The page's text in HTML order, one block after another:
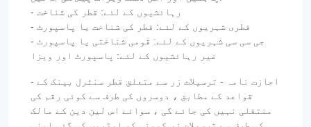
- رہائشیوں کے لئے: قطر کی شناخت
- قطری شہریوں کے لئے: قطر کی شناخت یا پاسپورٹ
- جی سی سی شہریوں کے لئے: قومی شناختی یا پاسپورٹ
غیر رہائشیوں کے لئے: پاسپورٹ اور ویزا
- اجازت نامہ - ترسیلات زر سے متعلق قطر سنٹرل بینک کے
قواعد کے مطابق ، دوسروں کی طرف سے کوئی رقم کی
منتقلی نہیں کی جائے گی ، سوائے اس لین دین کے مالک